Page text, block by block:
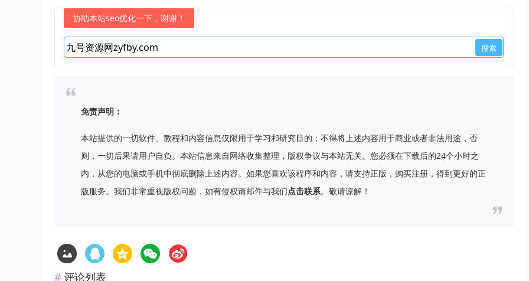
协助本站seo优化一下，谢谢！
免责声明：
本站提供的一切软件、教程和内容信息仅限用于学习和研究目的；不得将上述内容用于商业或者非法用途，否
则，一切后果请用户自负。本站信息来自网络收集整理，版权争议与本站无关。您必须在下载后的24个小时之
内，从您的电脑或手机中彻底删除上述内容。如果您喜欢该程序和内容，请支持正版，购买注册，得到更好的正
版服务。我们非常重视版权问题，如有侵权请邮件与我们点击联系。敬请谅解！
评论列表